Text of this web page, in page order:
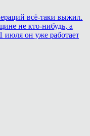
всё-таки выжил.
не кто-нибудь, а
июля он уже работает